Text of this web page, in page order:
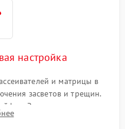
настройка
и матрицы в
засветов и трещин.
Закрытие корпуса.
обеспечения.